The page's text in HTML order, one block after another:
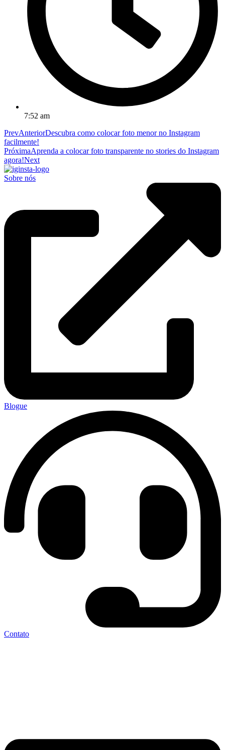
7:52 am
PrevAnteriorDescubra como colocar foto menor no Instagram
facilmente!
PróximaAprenda a colocar foto transparente no stories do Instagram
agora!Next
Sobre nós
Blogue
Contato